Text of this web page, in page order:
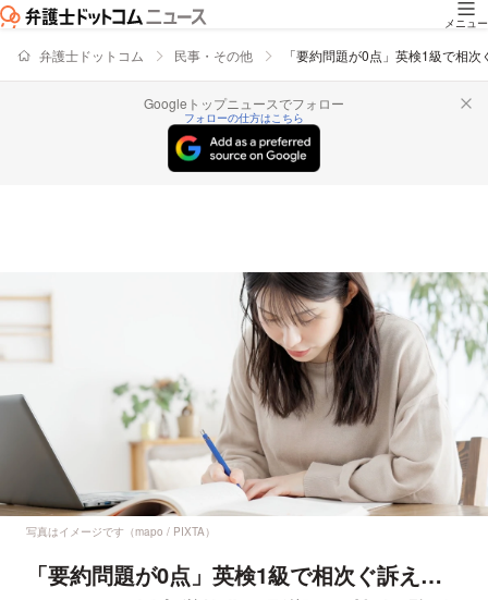
メニュー
弁護士ドットコム 民事・その他 「要約問題が0点」英検1級で相
Googleトップニュースでフォロー
フォローの仕方はこちら
写真はイメージです（mapo / PIXTA）
「要約問題が0点」英検1級で相次ぐ訴え…